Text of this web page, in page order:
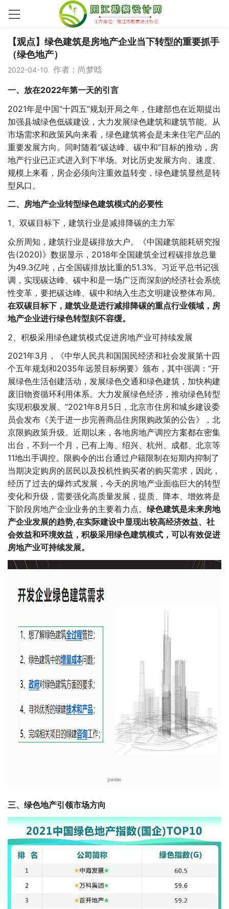
【观点】绿色建筑是房地产企业当下转型的重要抓手
（绿色地产）
2022-04-10
作者：尚梦晗
一、放在2022年第一天的引言
2021年是中国“十四五”规划开局之年，住建部也在近期提出
加强县城绿色低碳建设，大力发展绿色建筑和建筑节能。从
市场需求和政策风向来看，绿色建筑将会是未来住宅产品的
重要发展方向。同时随着“碳达峰、碳中和”目标的推动，房
地产行业已正式进入到下半场。对比历史发展方向、速度、
规模上来看，房企必须向注重效益转变，绿色建筑显然是转
型风口。
二、房地产企业转型绿色建筑模式的必要性
1、双碳目标下，建筑行业是减排降碳的主力军
众所周知，建筑行业是碳排放大户。《中国建筑能耗研究报
告(2020)》数据显示，2018年全国建筑全过程碳排放总量
为49.3亿吨，占全国碳排放比重的51.3%。习近平总书记强
调，实现碳达峰、碳中和是一场广泛而深刻的经济社会系统
性变革，要把碳达峰、碳中和纳入生态文明建设整体布局。
在双碳目标下，建筑业是进行减排降碳的重点行业领域，房
地产企业进行绿色转型刻不容缓。
2、积极采用绿色建筑模式促进房地产业可持续发展
2021年3月，《中华人民共和国国民经济和社会发展第十四
个五年规划和2035年远景目标纲要》颁布，其中强调：“开
展绿色生活创建活动，发展绿色交通和绿色建筑，加快构建
废旧物资循环利用体系。大力发展绿色经济，推动绿色转型
实现积极发展。”2021年8月5日，北京市住房和城乡建设委
员会发布《关于进一步完善商品住房限购政策的公告》，北
京限购政策升级。近期以来，各地房地产调控方案都在密集
出台，不到一个月，已有上海、绍兴、杭州、成都、北京等
11地出手调控。限购令的出台通过户籍限制在短期内抑制了
当期决定购房的居民以及投机性购买者的购买需求，因此，
经历了过去的爆炸式发展，今天的房地产业面临巨大的转型
变化和升级，需要强化高质量发展，提质、降本、增效将是
下阶段房地产企业业务的主要着力点。 绿色建筑是未来房地
产企业发展的趋势,在实际建设中显现出较高经济效益、社
会效益和环境效益，积极采用绿色建筑模式，可以有效促进
房地产业可持续发展。
三、绿色地产引领市场方向